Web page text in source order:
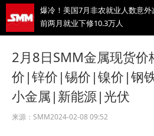
爆冷！美国7月非农就业人数意外
前两月就业下修10.3万人
概念股普涨，现货黄金突破4350
北京楼市新政：非京籍五环内社
购房 适度提高公积金最高贷款额度
掌上有色
2月8日SMM金属现货
价|锌价|锡价|镍价|钢
小金属|新能源|光伏
来源： SMM2024-02-08 09:52